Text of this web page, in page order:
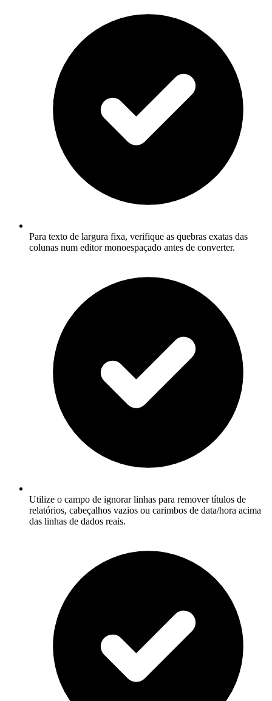
Para texto de largura fixa, verifique as quebras exatas das
colunas num editor monoespaçado antes de converter.
Utilize o campo de ignorar linhas para remover títulos de
relatórios, cabeçalhos vazios ou carimbos de data/hora acima
das linhas de dados reais.